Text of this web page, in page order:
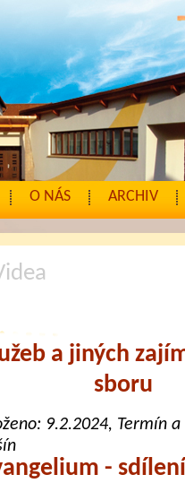
O NÁS ARCHIV
a jiných
sboru
9.2.2024, Termín
-